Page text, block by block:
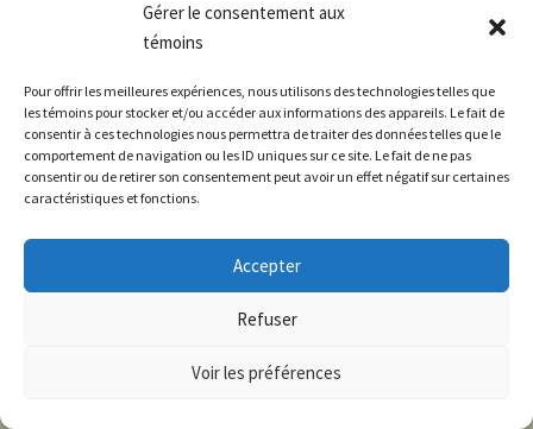
Gérer le consentement aux
témoins
Pour offrir les meilleures expériences, nous utilisons des technologies telles que
les témoins pour stocker et/ou accéder aux informations des appareils. Le fait de
consentir à ces technologies nous permettra de traiter des données telles que le
comportement de navigation ou les ID uniques sur ce site. Le fait de ne pas
consentir ou de retirer son consentement peut avoir un effet négatif sur certaines
caractéristiques et fonctions.
Accepter
Refuser
Voir les préférences